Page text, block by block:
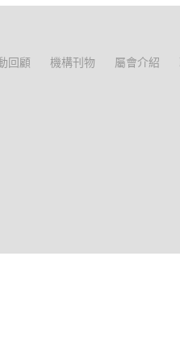
回顧 機構刊物 屬會介紹